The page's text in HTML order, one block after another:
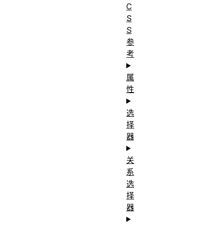
C
S
S
参
考
属
性
选
择
器
关
系
选
择
器